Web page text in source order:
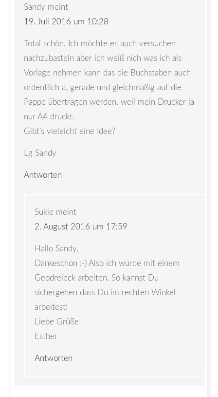
Sandy meint
19. Juli 2016 um 10:28
Total schön. Ich möchte es auch versuchen
nachzubasteln aber ich weiß nich was ich als
Vorlage nehmen kann das die Buchstaben auch
ordentlich ä, gerade und gleichmäßig auf die
Pappe übertragen werden, weil mein Drucker ja
nur A4 druckt.
Gibt’s vieleicht eine Idee?
Lg Sandy
Antworten
Sukie meint
2. August 2016 um 17:59
Hallo Sandy,
Dankeschön :-) Also ich würde mit einem
Geodreieck arbeiten. So kannst Du
sichergehen dass Du im rechten Winkel
arbeitest!
Liebe Grüße
Esther
Antworten